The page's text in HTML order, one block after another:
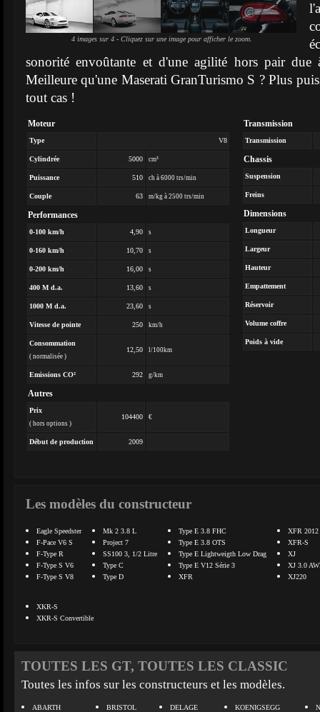
4 images sur 4 - Cliquez sur une image pour afficher le zoom.
sonorité envoûtante et d'une agilité hors pair due
Meilleure qu'une Maserati GranTurismo S ? Plus
tout cas !
Moteur
Type V8
Cylindrée 5000 cm³
Puissance 510 ch à 6000 trs/min
Couple 63 m/kg à 2500 trs/min
Performances
0-100 km/h 4,90 s
0-160 km/h 10,70 s
0-200 km/h 16,00 s
400 M d.a. 13,60 s
1000 M d.a. 23,60 s
Vitesse de pointe 250 km/h
Consommation
( normalisée )
12,50 l/100km
Emissions CO² 292 g/km
Autres
Prix
( hors options )
104400 €
Début de production 2009
Transmission
Transmission
Chassis
Suspension
Freins
Dimensions
Longueur
Largeur
Hauteur
Empattement
Réservoir
Volume coffre
Poids à vide
Les modèles du constructeur
Eagle Speedster
F-Pace V6 S
F-Type R
F-Type S V6
F-Type S V8
Mk 2 3.8 L
Project 7
SS100 3, 1/2 Litre
Type C
Type D
Type E 3.8 FHC
Type E 3.8 OTS
Type E Lightweigth Low Drag
Type E V12 Série 3
XFR
XFR 2012
XFR-S
XJ
XJ 3.0
XJ220
XKR-S
XKR-S Convertible
TOUTES LES GT, TOUTES LES CLASSIC
Toutes les infos sur les constructeurs et les modèles.
ABARTH BRISTOL DELAGE KOENIGSEGG